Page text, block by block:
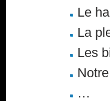
Le
La
Les
…